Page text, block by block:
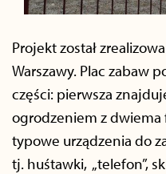
Projekt został
Warszawy. Plac zabaw
części: pierwsza
ogrodzeniem z
typowe urządzenia do
tj. huśtawki, „telefon”,